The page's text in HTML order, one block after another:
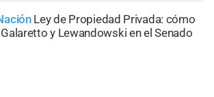
Ley de Propiedad Privada: cómo
y Lewandowski en el Senado